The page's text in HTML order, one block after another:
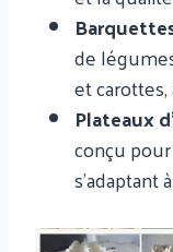
de
et
Plateaux
conçu
s'adaptant